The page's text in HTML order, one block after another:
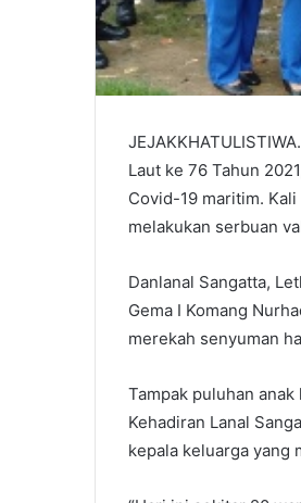
Laut ke 76 Tahun
Covid-19 maritim.
melakukan serbuan
Danlanal Sangatta,
Gema I Komang
merekah senyuman
Tampak puluhan
Kehadiran Lanal
kepala keluarga yang